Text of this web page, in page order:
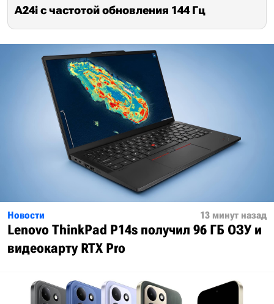
A24i с частотой обновления 144 Гц
Новости 13 минут назад
Lenovo ThinkPad P14s получил 96 ГБ ОЗУ и
видеокарту RTX Pro